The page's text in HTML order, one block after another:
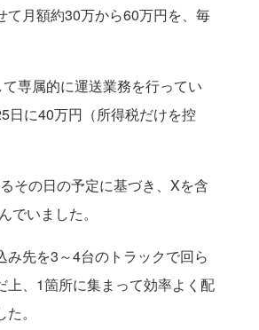
月額約30万から60万円を、毎
専属的に運送業務を行ってい
日に40万円（所得税だけを控
その日の予定に基づき、Xを含
いました。
先を3～4台のトラックで回ら
、1箇所に集まって効率よく配
。